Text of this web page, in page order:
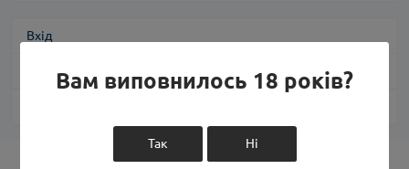
Вхід
РеєстраціяВам виповнилось 18 років?
Так Ні